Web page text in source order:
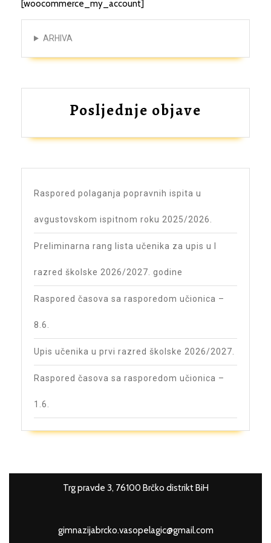
[woocommerce_my_account]
ARHIVA
Posljednje objave
Raspored polaganja popravnih ispita u
avgustovskom ispitnom roku 2025/2026.
Preliminarna rang lista učenika za upis u I
razred školske 2026/2027. godine
Raspored časova sa rasporedom učionica –
8.6.
Upis učenika u prvi razred školske 2026/2027.
Raspored časova sa rasporedom učionica –
1.6.
Trg pravde 3, 76100 Brčko distrikt BiH
gimnazijabrcko.vasopelagic@gmail.com